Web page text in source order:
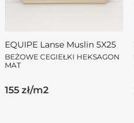
EQUIPE Lanse Muslin 5X25
BEŻOWE CEGIEŁKI HEKSAGON
MAT
155 zł/m2